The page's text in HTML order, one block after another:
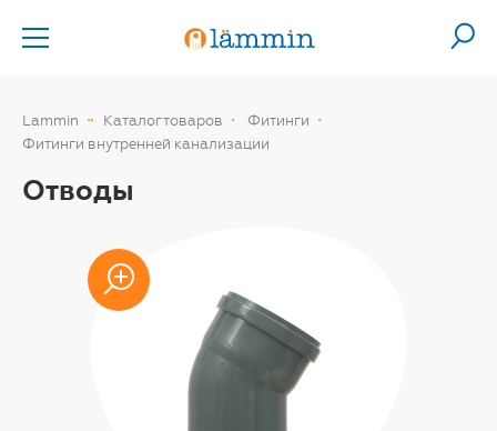
Lammin Каталог товаров
Фитинги
Фитинги внутренней канализации
Отводы